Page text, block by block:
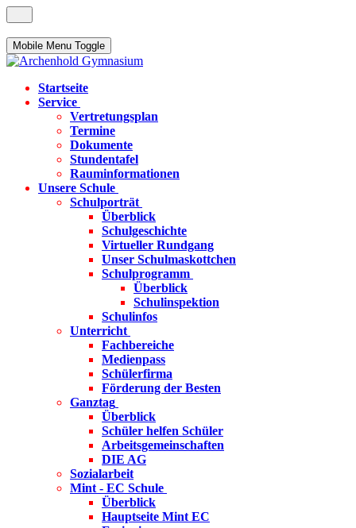
Mobile Menu Toggle
Startseite
Service
Vertretungsplan
Termine
Dokumente
Stundentafel
Rauminformationen
Unsere Schule
Schulporträt
Überblick
Schulgeschichte
Virtueller Rundgang
Unser Schulmaskottchen
Schulprogramm
Überblick
Schulinspektion
Schulinfos
Unterricht
Fachbereiche
Medienpass
Schülerfirma
Förderung der Besten
Ganztag
Überblick
Schüler helfen Schüler
Arbeitsgemeinschaften
DIE AG
Sozialarbeit
Mint - EC Schule
Überblick
Hauptseite Mint EC